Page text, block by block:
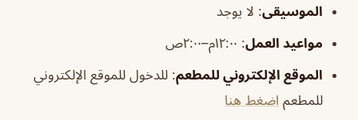
الموسيقى: لا يوجد
مواعيد العمل: ١٢:٠٠م–٢:٠٠ص
الموقع الإلكتروني للمطعم: للدخول للموقع الإلكتروني
للمطعم اضغط هنا